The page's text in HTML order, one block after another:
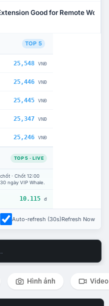
Good for Remote Work?
TOP 5
25,548 VNĐ
25,446 VNĐ
25,445 VNĐ
25,347 VNĐ
25,246 VNĐ
TOP 5 · LIVE
· Chốt 12:00
ngày VIP Whale.
10.115 đ
Auto-refresh (30s)Refresh Now
Hình ảnh Video